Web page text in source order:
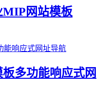
MIP网站模板
多功能响应式网